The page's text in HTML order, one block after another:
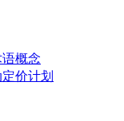
概念
定价计划